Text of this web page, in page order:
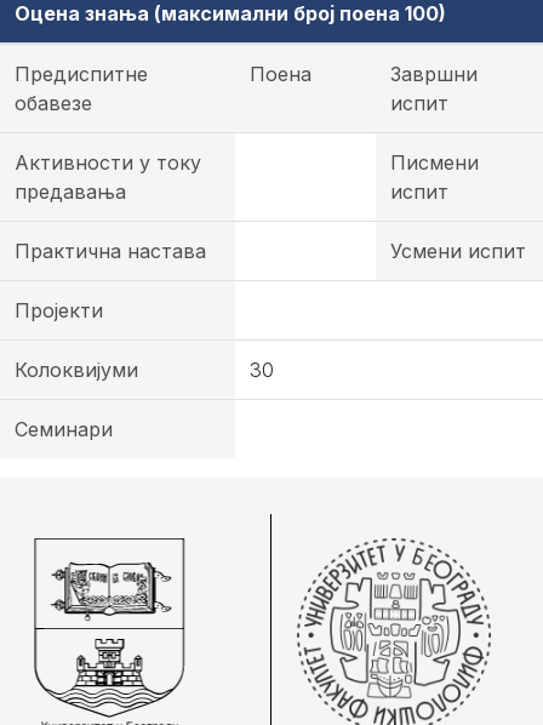
Оцена знања (максимални број поена 100)
Предиспитне
обавезе
Поена
Завршни
испит
Активности у току
предавања
Писмени
испит
Практична настава Усмени испит
Пројекти
Колоквијуми 30
Семинари